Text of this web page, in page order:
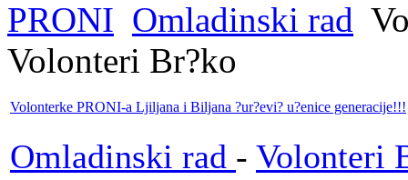
PRONI Omladinski rad
Volonteri Br?ko
Volonterke PRONI-a Ljiljana i Biljana ?ur?evi? u?enice generacije!!!
Omladinski rad - Volonteri